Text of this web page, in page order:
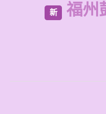
新 福州